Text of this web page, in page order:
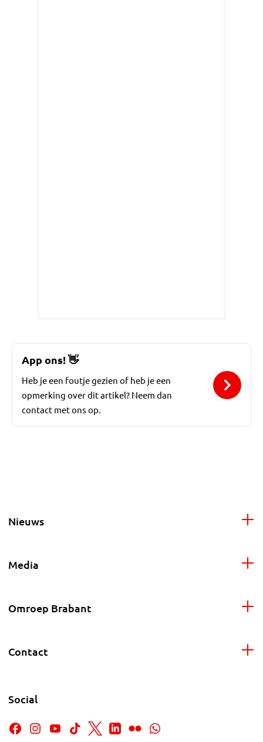
App ons!👋
Heb je een foutje gezien of heb je een
opmerking over dit artikel? Neem dan
contact met ons op.
Nieuws
Media
Omroep Brabant
Contact
Social